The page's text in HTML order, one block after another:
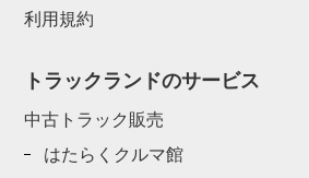
利用規約
トラックランドのサービス
中古トラック販売
はたらくクルマ館